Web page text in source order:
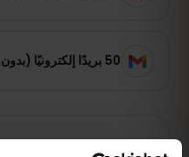
50 بريدًا إلكترونيًا (بدون مرفقات)
استخدام خفيف